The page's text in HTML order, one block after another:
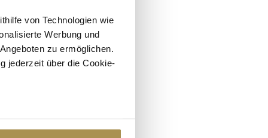
von Technologien wie
Werbung und
zu ermöglichen.
jederzeit über die Cookie-